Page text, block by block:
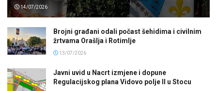
14/07/2026
Brojni građani odali počast šehidima i civilnim
žrtvama Orašlja i Rotimlje
13/07/2026
Javni uvid u Nacrt izmjene i dopune
Regulacijskog plana Vidovo polje II u Stocu